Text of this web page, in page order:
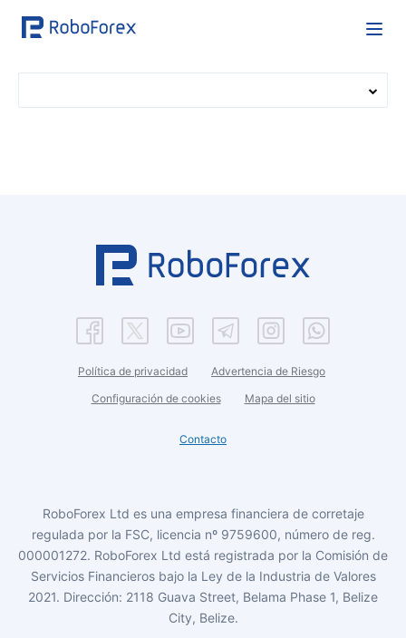
Política de privacidad
Advertencia de Riesgo
Configuración de cookies
Mapa del sitio
Contacto
RoboForex Ltd es una empresa financiera de corretaje
regulada por la FSC, licencia nº 9759600, número de reg.
000001272. RoboForex Ltd está registrada por la Comisión de
Servicios Financieros bajo la Ley de la Industria de Valores
2021. Dirección: 2118 Guava Street, Belama Phase 1, Belize
City, Belize.